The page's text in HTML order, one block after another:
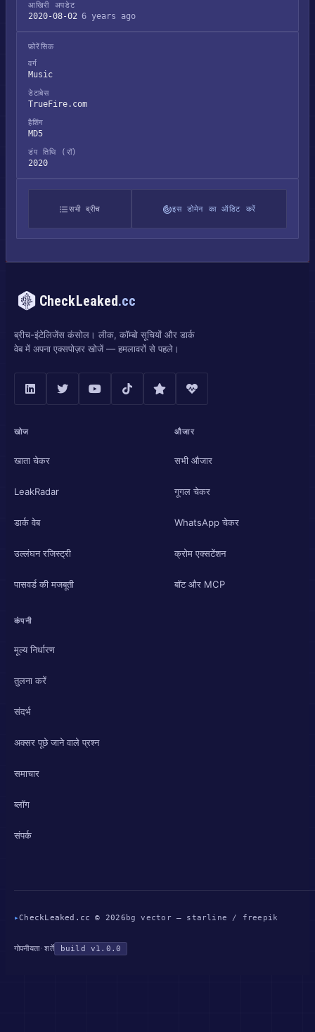
आखिरी अपडेट
2020-08-02 6 years ago
फ़ोरेंसिक
वर्ग
Music
डेटाबेस
TrueFire.com
हैशिंग
MD5
डंप तिथि (रॉ)
2020
सभी ब्रीच इस डोमेन का ऑडिट करें
CheckLeaked.cc
ब्रीच-इंटेलिजेंस कंसोल। लीक, कॉम्बो सूचियों और डार्क
वेब में अपना एक्सपोज़र खोजें — हमलावरों से पहले।
खोज
खाता चेकर
LeakRadar
डार्क वेब
उल्लंघन रजिस्ट्री
पासवर्ड की मजबूती
औजार
सभी औजार
गूगल चेकर
WhatsApp चेकर
क्रोम एक्सटेंशन
बॉट और MCP
कंपनी
मूल्य निर्धारण
तुलना करें
संदर्भ
अक्सर पूछे जाने वाले प्रश्न
समाचार
ब्लॉग
संपर्क
▸CheckLeaked.cc © 2026 bg vector — starline / freepik
गोपनीयता·शर्तें build v1.0.0